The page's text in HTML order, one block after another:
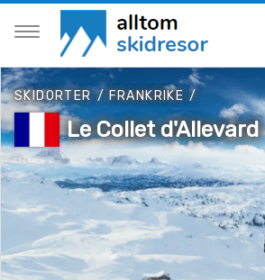
SKIDORTER / FRANKRIKE /
Le Collet d'Allevard